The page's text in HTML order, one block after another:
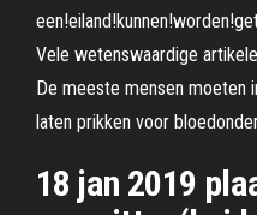
Vele wetenswaardige
De meeste mensen moeten
laten prikken voor
18 jan 2019